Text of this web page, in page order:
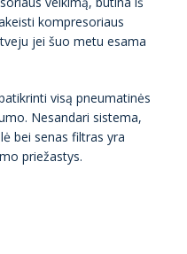
kompresoriaus
jei šuo metu esama
visą pneumatinės
Nesandari sistema,
bei senas filtras yra
priežastys.